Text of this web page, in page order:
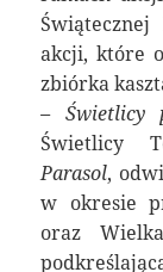
akcji, które
zbiórka
– Świetlicy
Świetlicy
Parasol,
w okresie
oraz